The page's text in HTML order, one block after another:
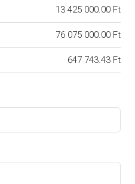
13 425 000.00 Ft
76 075 000.00 Ft
647 743.43 Ft